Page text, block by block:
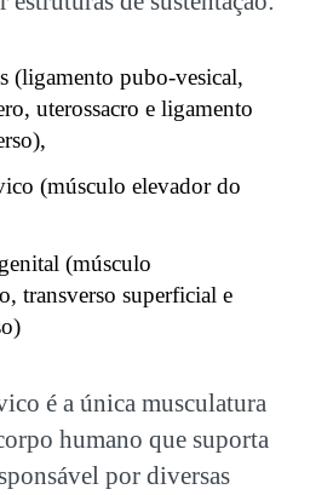
(ligamento pubo-vesical,
uterossacro e ligamento
(músculo elevador do
(músculo
transverso superficial e
é a única musculatura
humano que suporta
por diversas